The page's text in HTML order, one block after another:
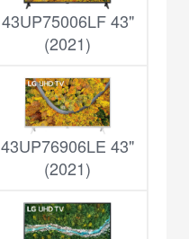
43UP75006LF 43"
(2021)
43UP76906LE 43"
(2021)